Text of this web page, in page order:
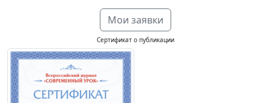
Мои заявки
Сертификат о публикации